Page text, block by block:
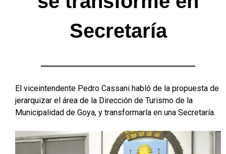
Secretaría
El viceintendente Pedro Cassani habló de la propuesta de
jerarquizar el área de la Dirección de Turismo de la
Municipalidad de Goya, y transformarla en una Secretaría.